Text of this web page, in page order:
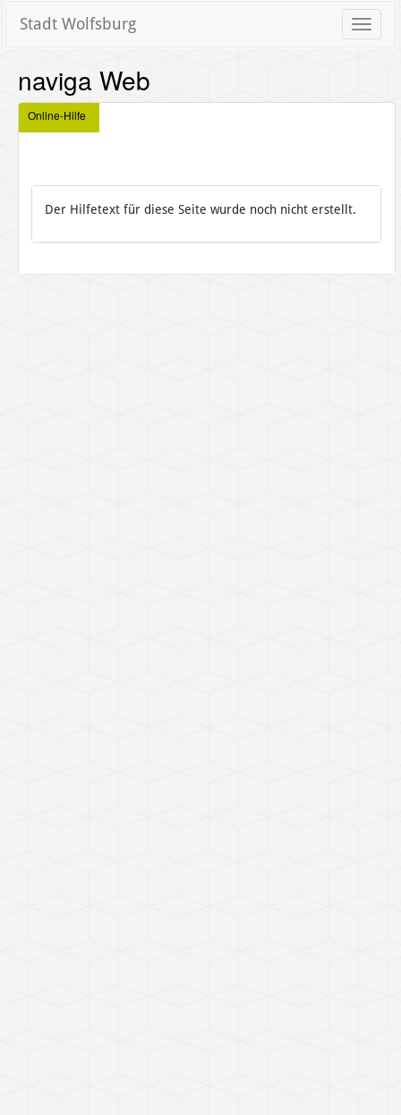
Toggle
Stadt Wolfsburg
naviga Web
Online-Hilfe
Der Hilfetext für diese Seite wurde noch nicht erstellt.